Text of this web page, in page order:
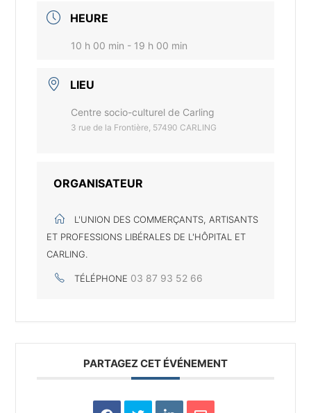
HEURE
10 h 00 min - 19 h 00 min
LIEU
Centre socio-culturel de Carling
3 rue de la Frontière, 57490 CARLING
ORGANISATEUR
L'UNION DES COMMERÇANTS, ARTISANTS
ET PROFESSIONS LIBÉRALES DE L'HÔPITAL ET
CARLING.
TÉLÉPHONE 03 87 93 52 66
PARTAGEZ CET ÉVÉNEMENT